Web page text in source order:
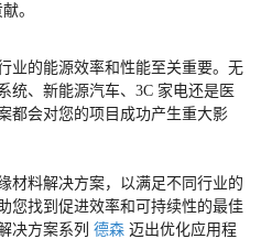
。
业的能源效率和性能至关重要。无
统、新能源汽车、3C 家电还是医
都会对您的项目成功产生重大影
材料解决方案，以满足不同行业的
您找到促进效率和可持续性的最佳
决方案系列 德森 迈出优化应用程